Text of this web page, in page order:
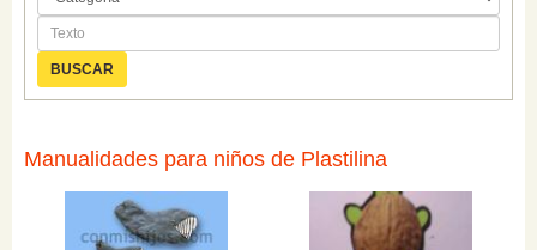
Manualidades para niños de Plastilina